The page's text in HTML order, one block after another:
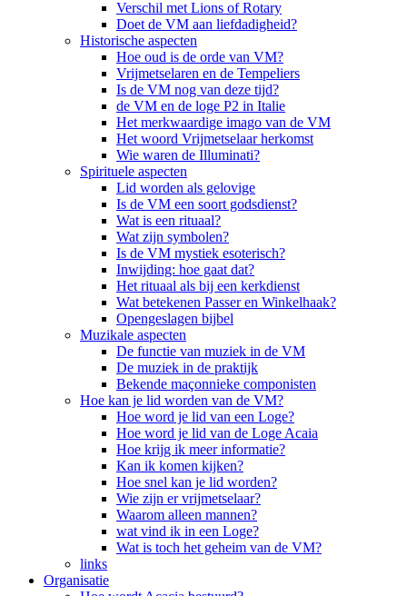
Verschil met Lions of Rotary
Doet de VM aan liefdadigheid?
Historische aspecten
Hoe oud is de orde van VM?
Vrijmetselaren en de Tempeliers
Is de VM nog van deze tijd?
de VM en de loge P2 in Italie
Het merkwaardige imago van de VM
Het woord Vrijmetselaar herkomst
Wie waren de Illuminati?
Spirituele aspecten
Lid worden als gelovige
Is de VM een soort godsdienst?
Wat is een rituaal?
Wat zijn symbolen?
Is de VM mystiek esoterisch?
Inwijding: hoe gaat dat?
Het rituaal als bij een kerkdienst
Wat betekenen Passer en Winkelhaak?
Opengeslagen bijbel
Muzikale aspecten
De functie van muziek in de VM
De muziek in de praktijk
Bekende maçonnieke componisten
Hoe kan je lid worden van de VM?
Hoe word je lid van een Loge?
Hoe word je lid van de Loge Acaia
Hoe krijg ik meer informatie?
Kan ik komen kijken?
Hoe snel kan je lid worden?
Wie zijn er vrijmetselaar?
Waarom alleen mannen?
wat vind ik in een Loge?
Wat is toch het geheim van de VM?
links
Organisatie